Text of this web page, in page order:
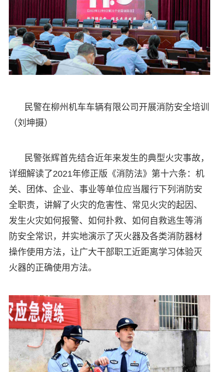
民警在柳州机车车辆有限公司开展消防安全培训
（刘坤摄）
民警张辉首先结合近年来发生的典型火灾事故，
详细解读了2021年修正版《消防法》第十六条：机
关、团体、企业、事业等单位应当履行下列消防安
全职责，讲解了火灾的危害性、常见火灾的起因、
发生火灾如何报警、如何扑救、如何自救逃生等消
防安全常识，并实地演示了灭火器及各类消防器材
操作使用方法，让广大干部职工近距离学习体验灭
火器的正确使用方法。